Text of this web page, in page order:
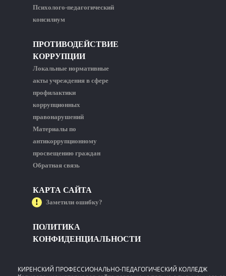
Психолого-педагогический
консилиум
ПРОТИВОДЕЙСТВИЕ
КОРРУПЦИИ
Локальные нормативные
акты учреждения в сфере
профилактики
коррупционных
правонарушений
Материалы по
антикоррупционному
просвещению граждан
Обратная связь
КАРТА САЙТА
Заметили ошибку?
ПОЛИТИКА
КОНФИДЕНЦИАЛЬНОСТИ
КИРЕНСКИЙ ПРОФЕССИОНАЛЬНО-ПЕДАГОГИЧЕСКИЙ КОЛЛЕДЖ